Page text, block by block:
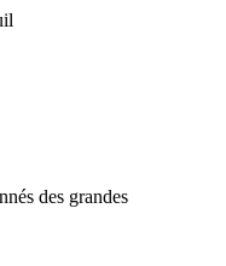
des grandes